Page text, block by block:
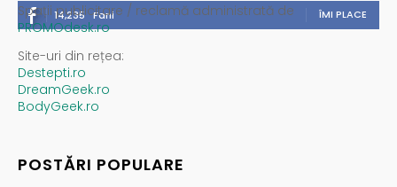
14,235 Fani ÎMI PLACE
Spații publicitare / reclamă administrată de
PROMOdesk.ro
Site-uri din rețea:
Destepti.ro
DreamGeek.ro
BodyGeek.ro
POSTĂRI POPULARE